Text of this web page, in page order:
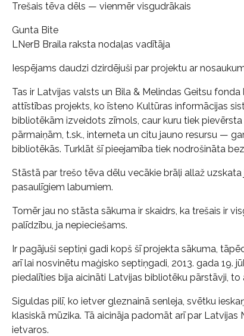
Trešais tēva dēls — vienmēr visgudrākais
Gunta Bite
LNerB Braila raksta nodaļas vadītāja
Iespējams daudzi dzirdējuši par projektu ar
Tas ir Latvijas valsts un Bila & Melindas Geitsu
attīstības projekts, ko īsteno Kultūras informācijas
bibliotēkām izveidots zīmols, caur kuru tiek
pārmaiņām, t.sk., interneta un citu jauno resursu —
bibliotēkās. Turklāt šī pieejamība tiek nodrošināta
Stāstā par trešo tēva dēlu vecākie brāļi allaž
pasaulīgiem labumiem.
Tomēr jau no stāsta sākuma ir skaidrs, ka trešais ir
palīdzību, ja nepieciešams.
Ir pagājuši septiņi gadi kopš šī projekta sākuma,
arī lai nosvinētu maģisko septiņgadi, 2013. gada 19.
piedalīties bija aicināti Latvijas bibliotēku pārstāvji,
Siguldas pilī, ko ietver gleznainā senleja, svētku
klasiskā mūzika. Tā aicināja padomāt arī par
ietvaros.